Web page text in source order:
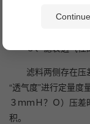
率、动态除尘率、
５、滤袋透气性
滤料两侧存在压
“透气度”进行定量度
３ｍｍＨ？Ｏ）压
积。